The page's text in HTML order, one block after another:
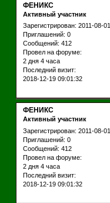
ФЕНИКС
Активный участник
Зарегистрирован: 2011-08-01
Приглашений: 0
Сообщений: 412
Провел на форуме:
2 дня 4 часа
Последний визит:
2018-12-19 09:01:32
ФЕНИКС
Активный участник
Зарегистрирован: 2011-08-01
Приглашений: 0
Сообщений: 412
Провел на форуме:
2 дня 4 часа
Последний визит:
2018-12-19 09:01:32